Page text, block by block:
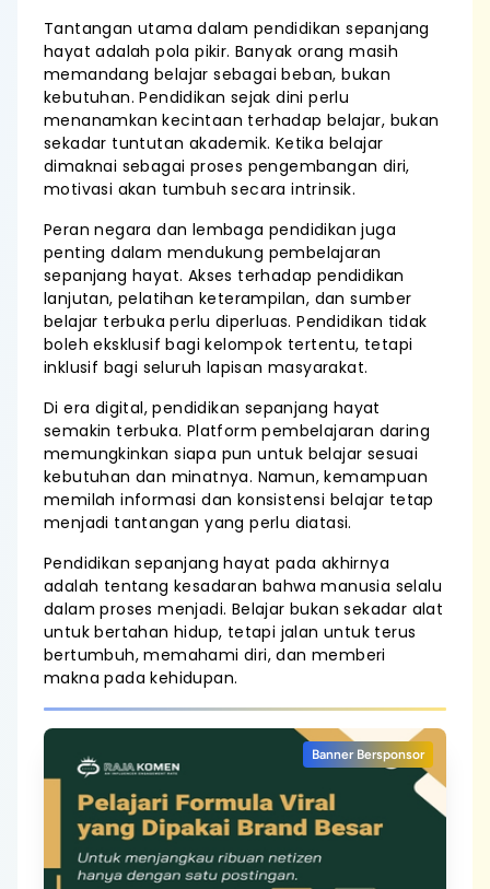
Tantangan utama dalam pendidikan sepanjang
hayat adalah pola pikir. Banyak orang masih
memandang belajar sebagai beban, bukan
kebutuhan. Pendidikan sejak dini perlu
menanamkan kecintaan terhadap belajar, bukan
sekadar tuntutan akademik. Ketika belajar
dimaknai sebagai proses pengembangan diri,
motivasi akan tumbuh secara intrinsik.
Peran negara dan lembaga pendidikan juga
penting dalam mendukung pembelajaran
sepanjang hayat. Akses terhadap pendidikan
lanjutan, pelatihan keterampilan, dan sumber
belajar terbuka perlu diperluas. Pendidikan tidak
boleh eksklusif bagi kelompok tertentu, tetapi
inklusif bagi seluruh lapisan masyarakat.
Di era digital, pendidikan sepanjang hayat
semakin terbuka. Platform pembelajaran daring
memungkinkan siapa pun untuk belajar sesuai
kebutuhan dan minatnya. Namun, kemampuan
memilah informasi dan konsistensi belajar tetap
menjadi tantangan yang perlu diatasi.
Pendidikan sepanjang hayat pada akhirnya
adalah tentang kesadaran bahwa manusia selalu
dalam proses menjadi. Belajar bukan sekadar alat
untuk bertahan hidup, tetapi jalan untuk terus
bertumbuh, memahami diri, dan memberi
makna pada kehidupan.
Banner Bersponsor